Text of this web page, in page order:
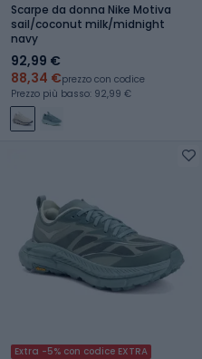
Scarpe da donna Nike Motiva
sail/coconut milk/midnight
navy
92,99 €
88,34 €prezzo con codice
Prezzo più basso: 92,99 €
Extra -5% con codice EXTRA